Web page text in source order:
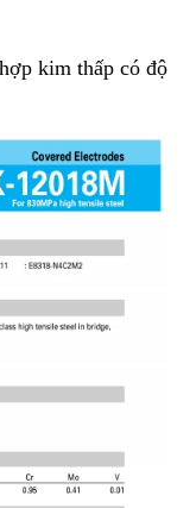
kim thấp có độ